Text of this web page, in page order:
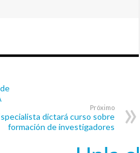
Próximo
dictará curso sobre
formación de investigadores